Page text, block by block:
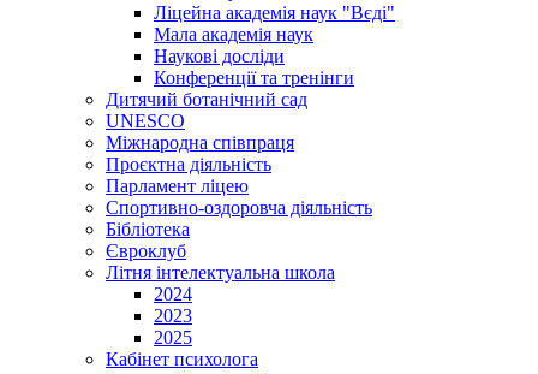
Ліцейна академія наук "Вєді"
Мала академія наук
Наукові досліди
Конференції та тренінги
Дитячий ботанічний сад
UNESCO
Міжнародна співпраця
Проєктна діяльність
Парламент ліцею
Спортивно-оздоровча діяльність
Бібліотека
Євроклуб
Літня інтелектуальна школа
2024
2023
2025
Кабінет психолога